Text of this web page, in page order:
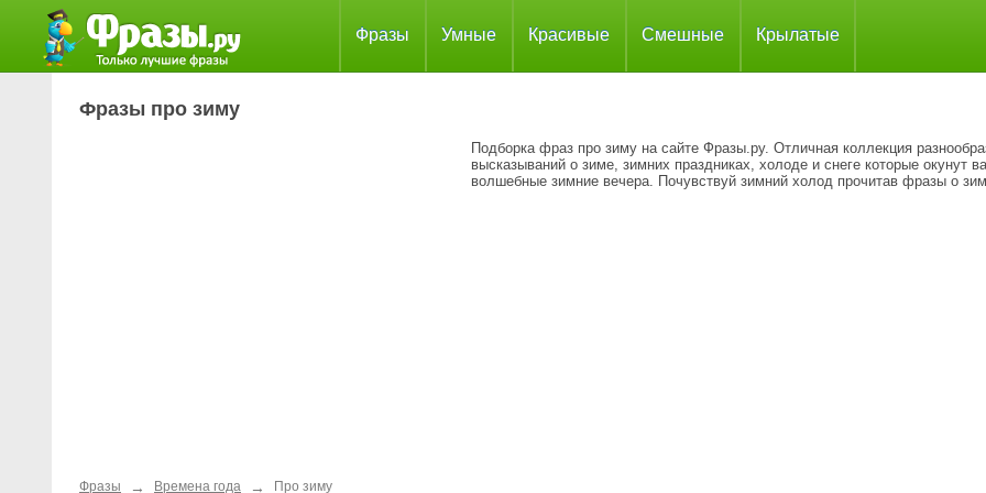
Фразы Умные Красивые Смешные Крылатые
Фразы про зиму
Подборка фраз про зиму на сайте Фразы.ру. Отличная коллекция
высказываний о зиме, зимних праздниках, холоде и снеге которые окунут
волшебные зимние вечера. Почувствуй зимний холод прочитав фразы о
Фразы → Времена года → Про зиму